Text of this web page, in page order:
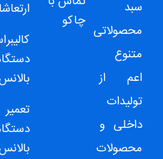
سبد
محصولاتی
متنوع
اعم از
تولیدات
داخلی و
محصولات
چاکو
تعمیر